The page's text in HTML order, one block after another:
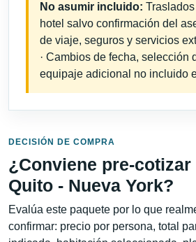
No asumir incluido:
hotel salvo confirmación del
de viaje, seguros y servicios
· Cambios de fecha, selección
equipaje adicional no incluido
DECISIÓN DE COMPRA
¿Conviene pre-cotizar
Quito - Nueva York?
Evalúa este paquete por lo que
confirmar: precio por persona, total